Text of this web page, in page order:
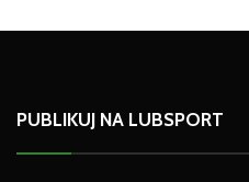
PUBLIKUJ NA LUBSPORT